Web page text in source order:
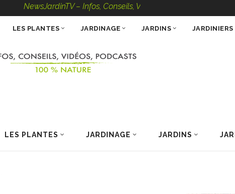
NewsJardinTV – Infos, Conseils, Vidéos, Podcasts – 100 % Nature
LES PLANTES JARDINAGE JARDINS
LES PLANTES JARDINAGE JARDINS JARDINIERS